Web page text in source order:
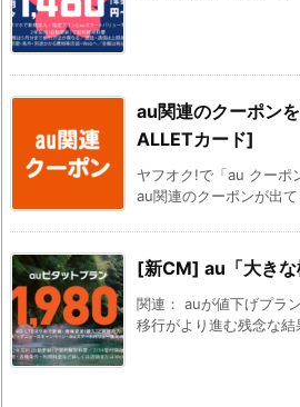
au関連のクーポン
ALLETカード]
ヤフオク!で「au クーポ
au関連のクーポンが出
[新CM] au「大きな
関連： auが値下げプラ
移行がより進む残念な結